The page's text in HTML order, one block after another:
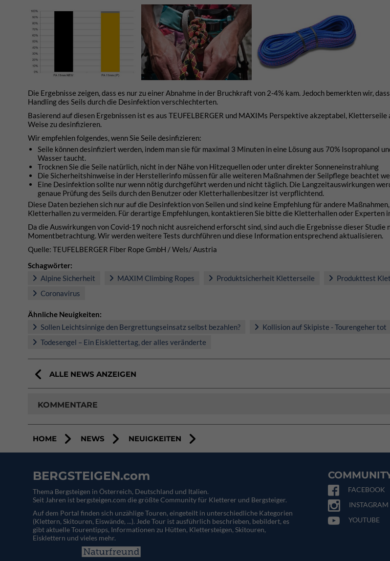
Die Ergebnisse zeigen, dass es nur zu einer Abnahme in der Bruchkraft von 2-4% kam. Jedoch bemerkten wir,
Handling des Seils durch die Desinfektion verschlechterten.
Basierend auf diesen Ergebnissen ist es aus TEUFELBERGER und MAXIMs Perspektive akzeptabel, Kletterseile
Weise zu desinfizieren.
Wir empfehlen folgendes, wenn Sie Seile desinfizieren:
Seile können desinfiziert werden, indem man sie für maximal 3 Minuten in eine Lösung aus 70% Isopropanol
Wasser taucht.
Trocknen Sie die Seile natürlich, nicht in der Nähe von Hitzequellen oder unter direkter Sonneneinstrahlung
Die Sicherheitshinweise in der Herstellerinfo müssen für alle weiteren Maßnahmen der Seilpflege beachtet
Eine Desinfektion sollte nur wenn nötig durchgeführt werden und nicht täglich. Die Langzeitauswirkungen
genaue Prüfung des Seils durch den Benutzer oder Kletterhallenbesitzer ist verpflichtend.
Diese Daten beziehen sich nur auf die Desinfektion von Seilen und sind keine Empfehlung für andere
Kletterhallen zu vermeiden. Für derartige Empfehlungen, kontaktieren Sie bitte die Kletterhallen oder Experten
Da die Auswirkungen von Covid-19 noch nicht ausreichend erforscht sind, sind auch die Ergebnisse dieser Studie
Momentbetrachtung. Wir werden weitere Tests durchführen und diese Information entsprechend aktualisieren.
Quelle: TEUFELBERGER Fiber Rope GmbH / Wels/ Austria
Schagwörter:
Alpine Sicherheit
MAXIM Climbing Ropes Produktsicherheit Kletterseile
Produkttest
Coronavirus
Ähnliche Neuigkeiten:
Sollen Leichtsinnige den Bergrettungseinsatz selbst bezahlen?
Kollision auf Skipiste - Tourengeher tot
Todesengel – Ein Eisklettertag, der alles veränderte
ALLE NEWS ANZEIGEN
KOMMENTARE
HOME NEWS NEUIGKEITEN
BERGSTEIGEN.com
Thema Bergsteigen in Österreich, Deutschland und Italien.
Seit Jahren ist bergsteigen.com die größte Community für Kletterer und Bergsteiger.
Auf dem Portal finden sich unzählige Touren, eingeteilt in unterschiedliche Kategorien
(Klettern, Skitouren, Eiswände, ...). Jede Tour ist ausführlich beschrieben, bebildert, es
gibt aktuelle Tourentipps, Informationen zu Hütten, Klettersteigen, Skitouren,
Eisklettern und vieles mehr.
FACEBOOK
INSTAGRAM
YOUTUBE